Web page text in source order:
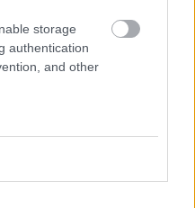
storage
authentication
and other
kilometeren under -Jr-VM
opp langrennskarrieren til
Graeme-Williams-